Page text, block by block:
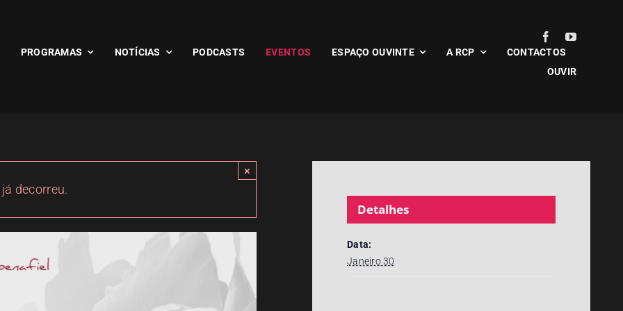
PROGRAMAS NOTÍCIAS PODCASTS EVENTOS ESPAÇO OUVINTE A RCP
CONTACTOS
OUVIR
decorreu.
×
Detalhes
Data:
Janeiro 30